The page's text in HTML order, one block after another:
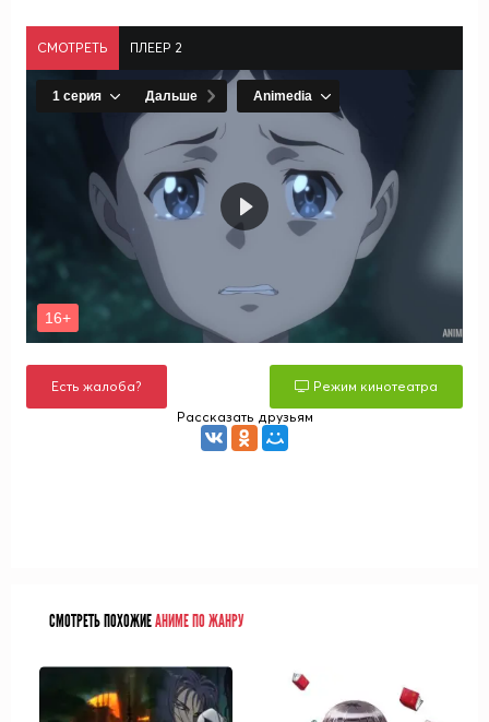
СМОТРЕТЬ ПЛЕЕР 2
Есть жалоба?
Режим кинотеатра
Рассказать друзьям
СМОТРЕТЬ ПОХОЖИЕАНИМЕ ПО ЖАНРУ